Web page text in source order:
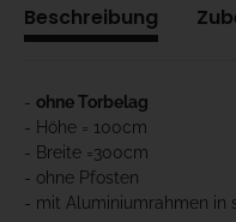
Beschreibung
- ohne Torbelag
- Höhe = 100cm
- Breite =300cm
- ohne Pfosten
- mit Aluminiumrahmen in